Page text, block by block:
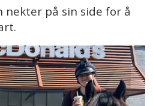
på sin side for å